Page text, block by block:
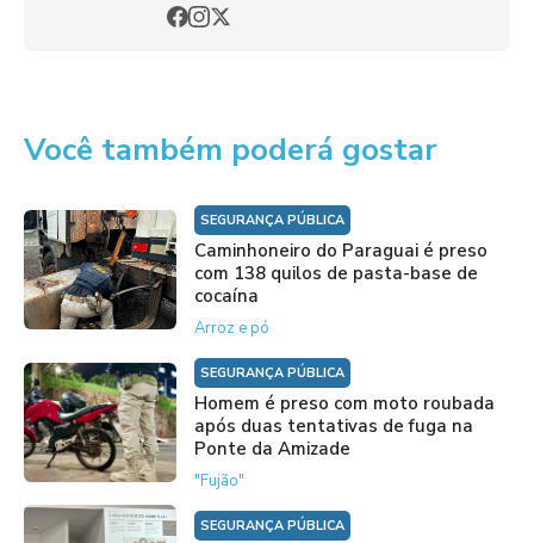
Você também poderá gostar
SEGURANÇA PÚBLICA
Caminhoneiro do Paraguai é preso
com 138 quilos de pasta-base de
cocaína
Arroz e pó
SEGURANÇA PÚBLICA
Homem é preso com moto roubada
após duas tentativas de fuga na
Ponte da Amizade
"Fujão"
SEGURANÇA PÚBLICA